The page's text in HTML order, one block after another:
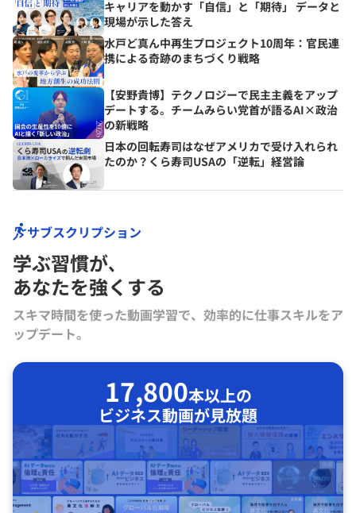
キャリアを動かす「自信」と「期待」 データと
現場が示した答え
水戸ど真ん中再生プロジェクト10周年：官民連
携による奇跡のまちづくり戦略
【安野貴博】テクノロジーで民主主義をアップ
デートする。チームみらい党首が語るAI×政治
の新戦略
日本の回転寿司はなぜアメリカで受け入れられ
たのか？くら寿司USAの「逆転」経営論
サブスクリプション
学ぶ習慣が､
あなたを強くする
スキマ時間を使った動画学習で、効率的に仕事スキルをア
ップデート。
17,800本以上の
ビジネス動画が見放題